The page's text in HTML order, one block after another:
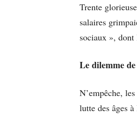
Trente
salaires
sociaux », dont
Le dilemme
N’empêche,
lutte des âges